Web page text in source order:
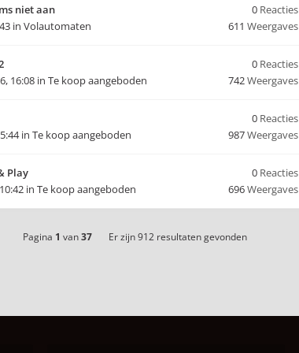
niet aan
in Volautomaten
0 Reacties
611 Weergaves
16:08 in Te koop aangeboden
0 Reacties
742Weergaves
in Te koop aangeboden
0 Reacties
987Weergaves
Play
in Te koop aangeboden
0 Reacties
696Weergaves
Pagina 1 van37 Er zijn 912 resultaten gevonden